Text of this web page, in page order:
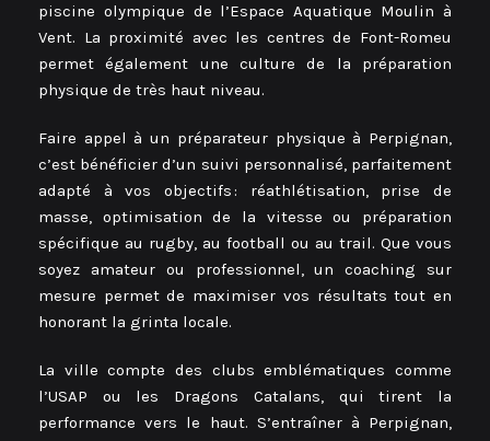
piscine olympique de l’Espace Aquatique Moulin à
Vent. La proximité avec les centres de Font-Romeu
permet également une culture de la préparation
physique de très haut niveau.
Faire appel à un préparateur physique à Perpignan,
c’est bénéficier d’un suivi personnalisé, parfaitement
adapté à vos objectifs : réathlétisation, prise de
masse, optimisation de la vitesse ou préparation
spécifique au rugby, au football ou au trail. Que vous
soyez amateur ou professionnel, un coaching sur
mesure permet de maximiser vos résultats tout en
honorant la grinta locale.
La ville compte des clubs emblématiques comme
l’USAP ou les Dragons Catalans, qui tirent la
performance vers le haut. S’entraîner à Perpignan,